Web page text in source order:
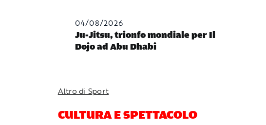
04/08/2026
Ju-Jitsu, trionfo mondiale per Il
Dojo ad Abu Dhabi
Altro di Sport
CULTURA E SPETTACOLO